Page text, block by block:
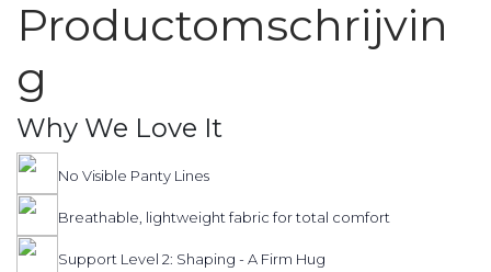
Productomschrijvin
g
Why We Love It
No Visible Panty Lines
Breathable, lightweight fabric for total comfort
Support Level 2: Shaping - A Firm Hug